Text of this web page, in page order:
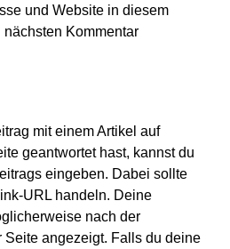
und Website in diesem
Kommentar
mit einem Artikel auf
geantwortet hast, kannst du
eingeben. Dabei sollte
URL handeln. Deine
nach der
Seite angezeigt. Falls du deine